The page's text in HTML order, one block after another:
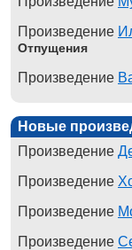
Произведение
Отпущения
Произведение
Новые
Произведение
Произведение
Произведение
Произведение